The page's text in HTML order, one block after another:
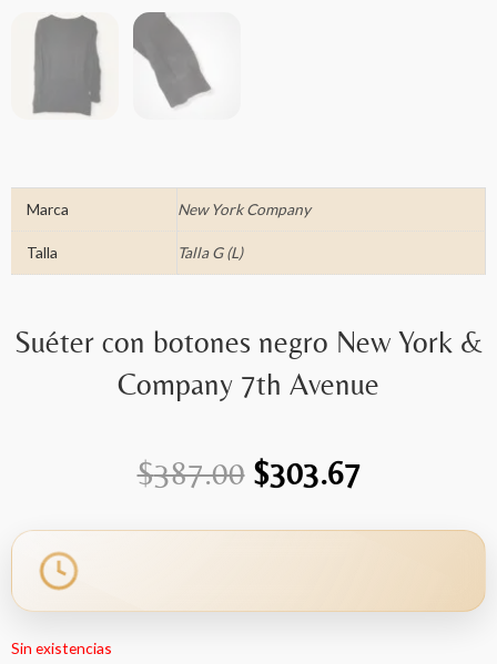
Marca New York Company
Talla Talla G (L)
Suéter con botones negro New York &
Company 7th Avenue
$387.00 El
precio
$303.67El
precio
Sin existencias